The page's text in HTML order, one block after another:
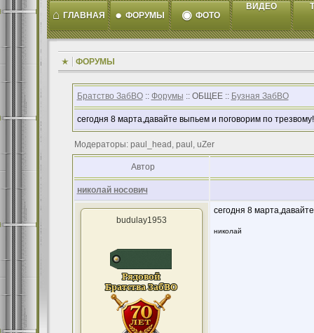
⌂ ГЛАВНАЯ ● ФОРУМЫ ◉ ФОТО
ВИДЕО
ФОРУМЫ
Братство ЗабВО:: Форумы :: ОБЩЕЕ :: Бузная ЗабВО
сегодня 8 марта,давайте выпьем и поговорим по трезвому!
Модераторы: paul_head, paul, uZer
Автор
николай носович
budulay1953
сегодня 8
николай